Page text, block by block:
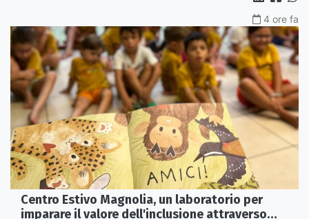
4 ore fa
Centro Estivo Magnolia, un laboratorio per
imparare il valore dell'inclusione attraverso